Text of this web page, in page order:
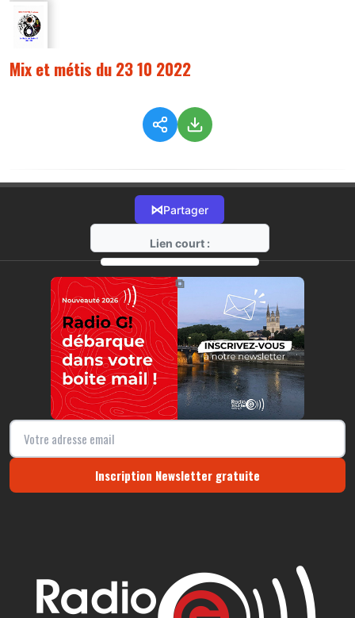
Mix et métis du 23 10 2022
⋈Partager
Lien court :
https://radio-g.fr?9754
⧉
Inscription Newsletter gratuite